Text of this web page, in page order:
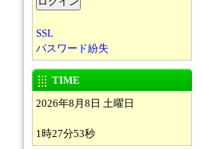
SSL
パスワード紛失
TIME
2026年8月8日 土曜日
1時27分53秒